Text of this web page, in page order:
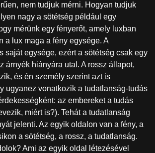
nem tudjuk mérni. Hogyan tudjuk
nagy a sötétség például egy
mérünk egy fényerőt, amely luxban
a lux maga a fény egysége. A
saját egysége, ezért a sötétség csak egy
árnyék hiányára utal. A rossz állapot,
és én személy szerint azt is
ugyanez vonatkozik a tudatlanság-tudás
az embereket a tudás
miért is?). Tehát a tudatlanság
jelenti. Az egyik oldalon van a fény, a
a sötétség, a rossz, a tudatlanság.
Ami az egyik oldal létezésével